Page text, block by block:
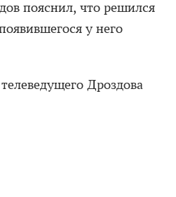
пояснил, что решился
у него
Дроздова